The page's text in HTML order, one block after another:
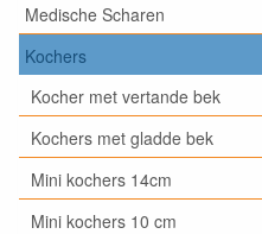
Medische Scharen
Kochers
Kocher met vertande bek
Kochers met gladde bek
Mini kochers 14cm
Mini kochers 10 cm